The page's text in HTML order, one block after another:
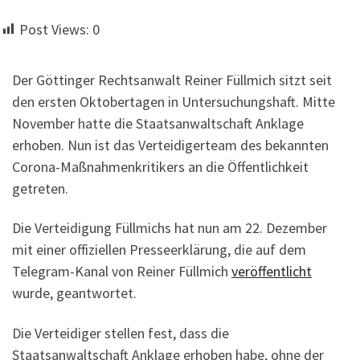
Post Views: 0
Der Göttinger Rechtsanwalt Reiner Füllmich sitzt seit
den ersten Oktobertagen in Untersuchungshaft. Mitte
November hatte die Staatsanwaltschaft Anklage
erhoben. Nun ist das Verteidigerteam des bekannten
Corona-Maßnahmenkritikers an die Öffentlichkeit
getreten.
Die Verteidigung Füllmichs hat nun am 22. Dezember
mit einer offiziellen Presseerklärung, die auf dem
Telegram-Kanal von Reiner Füllmich veröffentlicht
wurde, geantwortet.
Die Verteidiger stellen fest, dass die
Staatsanwaltschaft Anklage erhoben habe, ohne der